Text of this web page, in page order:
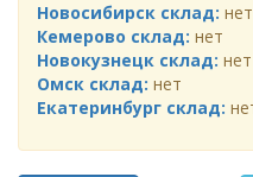
Новосибирск склад: нет
Кемерово склад: нет
Новокузнецк склад: нет
Омск склад: нет
Екатеринбург склад: